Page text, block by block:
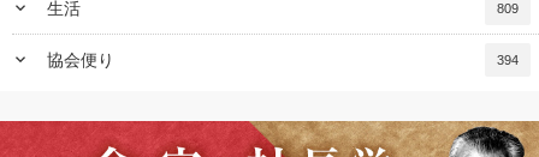
keyboard_arrow_down 生活 809
keyboard_arrow_down 協会便り 394